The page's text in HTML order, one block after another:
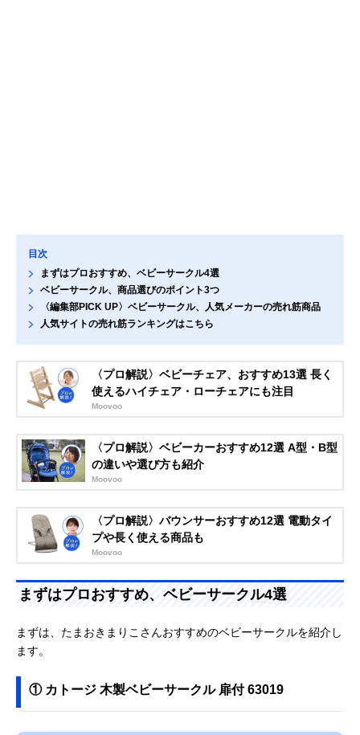
目次
まずはプロおすすめ、ベビーサークル4選
ベビーサークル、商品選びのポイント3つ
〈編集部PICK UP〉ベビーサークル、人気メーカーの売れ筋商品
人気サイトの売れ筋ランキングはこちら
〈プロ解説〉ベビーチェア、おすすめ13選 長く
使えるハイチェア・ローチェアにも注目
Moovoo
〈プロ解説〉ベビーカーおすすめ12選 A型・B型
の違いや選び方も紹介
Moovoo
〈プロ解説〉バウンサーおすすめ12選 電動タイ
プや長く使える商品も
Moovoo
まずはプロおすすめ、ベビーサークル4選
まずは、たまおきまりこさんおすすめのベビーサークルを紹介し
ます。
① カトージ 木製ベビーサークル 扉付 63019